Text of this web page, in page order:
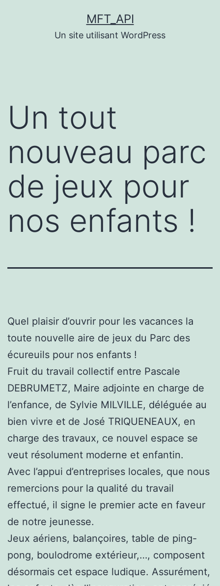
MFT_API
Un site utilisant WordPress
Un tout
nouveau parc
de jeux pour
nos enfants !
Quel plaisir d’ouvrir pour les vacances la
toute nouvelle aire de jeux du Parc des
écureuils pour nos enfants !
Fruit du travail collectif entre Pascale
DEBRUMETZ, Maire adjointe en charge de
l’enfance, de Sylvie MILVILLE, déléguée au
bien vivre et de José TRIQUENEAUX, en
charge des travaux, ce nouvel espace se
veut résolument moderne et enfantin.
Avec l’appui d’entreprises locales, que nous
remercions pour la qualité du travail
effectué, il signe le premier acte en faveur
de notre jeunesse.
Jeux aériens, balançoires, table de ping-
pong, boulodrome extérieur,…, composent
désormais cet espace ludique. Assurément,